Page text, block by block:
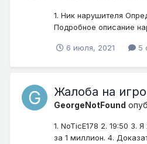
1. Ник нарушителя
Подробное описание
6 июля, 2021 5
Жалоба на
GeorgeNotFound
1. NoTicE178 2. 19:50
за 1 миллион. 4.